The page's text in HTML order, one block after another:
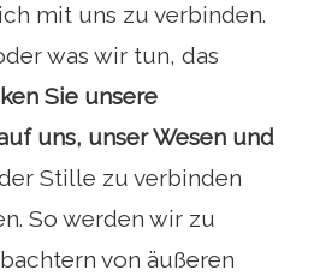
mit uns zu verbinden.
was wir tun, das
Sie unsere
uns, unser Wesen und
Stille zu verbinden
So werden wir zu
von äußeren